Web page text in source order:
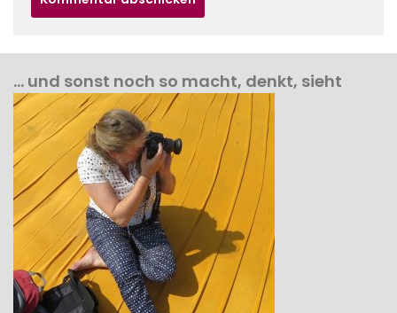
… und sonst noch so macht, denkt, sieht